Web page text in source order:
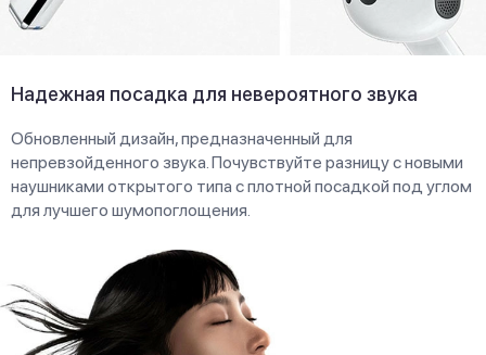
Надежная посадка для невероятного звука
Обновленный дизайн, предназначенный для
непревзойденного звука. Почувствуйте разницу с новыми
наушниками открытого типа с плотной посадкой под углом
для лучшего шумопоглощения.